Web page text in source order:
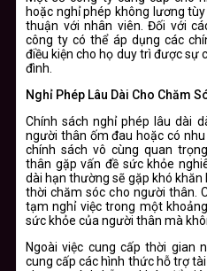
hoặc nghỉ phép không lương
thuận với nhân viên. Đối với
công ty có thể áp dụng các
điều kiện cho họ duy trì được sự
đình.
Nghỉ Phép Lâu Dài Cho Chăm
Chính sách nghỉ phép lâu dài
người thân ốm đau hoặc có
chính sách vô cùng quan
thân gặp vấn đề sức khỏe
dài hạn thường sẽ gặp khó khăn
thời chăm sóc cho người thân.
tạm nghỉ việc trong một
sức khỏe của người thân mà
Ngoài việc cung cấp thời gian
cung cấp các hình thức hỗ trợ